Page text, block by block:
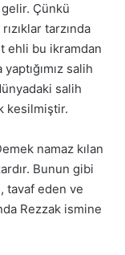
gelir. Çünkü
tarzında
ehli bu ikramdan
salih
salih
kesilmiştir.
namaz kılan
Bunun gibi
tavaf eden ve
Rezzak ismine